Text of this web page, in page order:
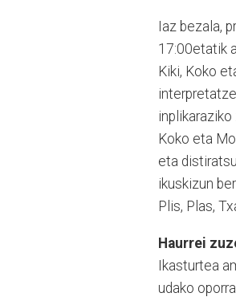
Iaz bezala,
17:00etatik
Kiki, Koko
Koko eta
eta
ikuskizun
Plis, Plas,
Haurrei
Ikasturtea
udako